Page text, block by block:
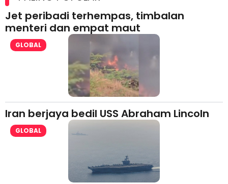
Jet peribadi terhempas, timbalan
menteri dan empat maut
GLOBAL
Iran berjaya bedil USS Abraham Lincoln
GLOBAL